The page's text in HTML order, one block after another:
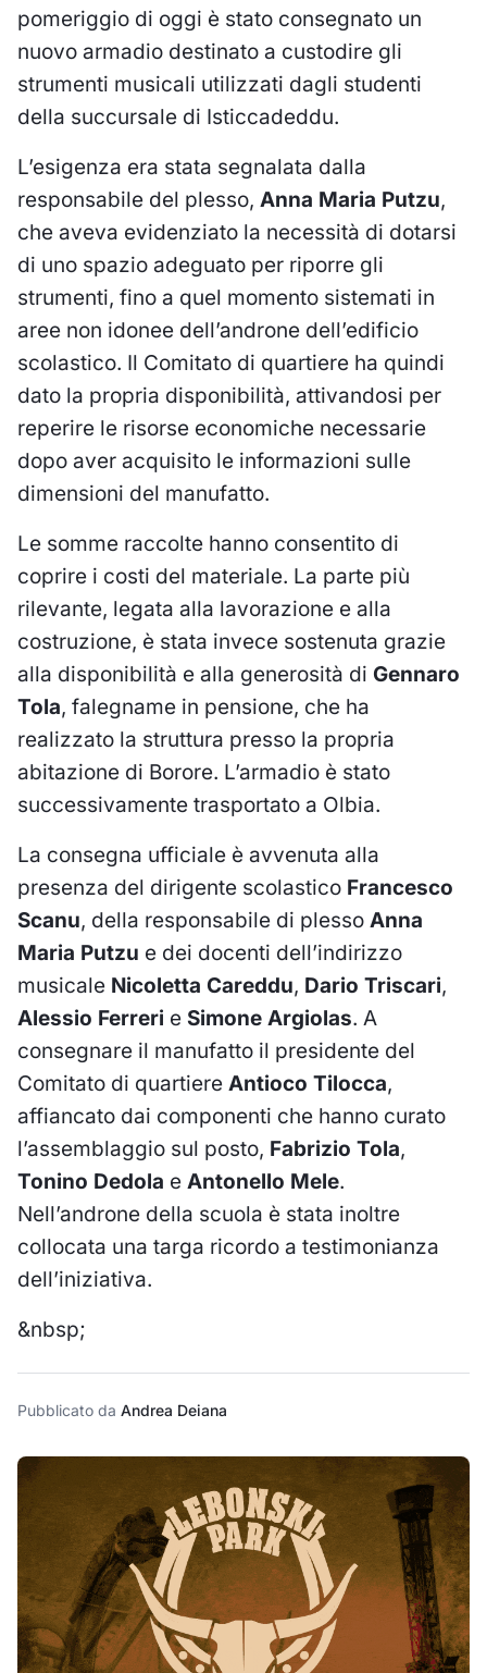
pomeriggio di oggi è stato consegnato un
nuovo armadio destinato a custodire gli
strumenti musicali utilizzati dagli studenti
della succursale di Isticcadeddu.
L’esigenza era stata segnalata dalla
responsabile del plesso, Anna Maria Putzu,
che aveva evidenziato la necessità di dotarsi
di uno spazio adeguato per riporre gli
strumenti, fino a quel momento sistemati in
aree non idonee dell’androne dell’edificio
scolastico. Il Comitato di quartiere ha quindi
dato la propria disponibilità, attivandosi per
reperire le risorse economiche necessarie
dopo aver acquisito le informazioni sulle
dimensioni del manufatto.
Le somme raccolte hanno consentito di
coprire i costi del materiale. La parte più
rilevante, legata alla lavorazione e alla
costruzione, è stata invece sostenuta grazie
alla disponibilità e alla generosità di Gennaro
Tola, falegname in pensione, che ha
realizzato la struttura presso la propria
abitazione di Borore. L’armadio è stato
successivamente trasportato a Olbia.
La consegna ufficiale è avvenuta alla
presenza del dirigente scolastico Francesco
Scanu, della responsabile di plesso Anna
Maria Putzu e dei docenti dell’indirizzo
musicale Nicoletta Careddu, Dario Triscari,
Alessio Ferreri e Simone Argiolas. A
consegnare il manufatto il presidente del
Comitato di quartiere Antioco Tilocca,
affiancato dai componenti che hanno curato
l’assemblaggio sul posto, Fabrizio Tola,
Tonino Dedola e Antonello Mele.
Nell’androne della scuola è stata inoltre
collocata una targa ricordo a testimonianza
dell’iniziativa.
&nbsp;
Pubblicato da Andrea Deiana